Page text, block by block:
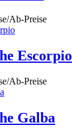
Ab-Preise
Escorpio
Ab-Preise
Galba